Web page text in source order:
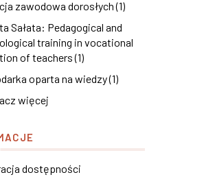
zawodowa dorosłych (1)
Sałata: Pedagogical and
training in vocational
of teachers (1)
oparta na wiedzy (1)
więcej
dostępności